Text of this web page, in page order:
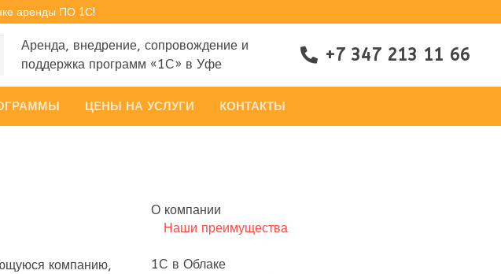
аренды ПО 1С!
Аренда, внедрение, сопровождение и
поддержка программ «1С» в Уфе
+7 347 213 11 66
ЦЕНЫ НА УСЛУГИ КОНТАКТЫ
компанию,
О компании
Наши преимущества
1С в Облаке